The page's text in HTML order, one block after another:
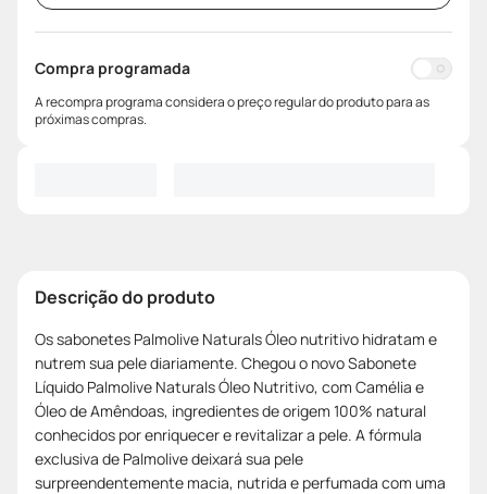
Compra programada
A recompra programa considera o preço regular do produto para as
próximas compras.
Descrição do produto
Os sabonetes Palmolive Naturals Óleo nutritivo hidratam e
nutrem sua pele diariamente. Chegou o novo Sabonete
Líquido Palmolive Naturals Óleo Nutritivo, com Camélia e
Óleo de Amêndoas, ingredientes de origem 100% natural
conhecidos por enriquecer e revitalizar a pele. A fórmula
exclusiva de Palmolive deixará sua pele
surpreendentemente macia, nutrida e perfumada com uma